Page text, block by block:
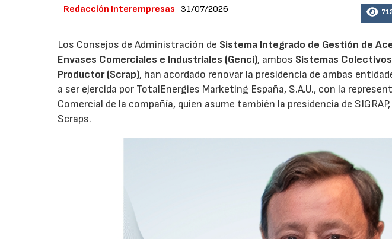
Redacción Interempresas 31/07/2026
Los Consejos de Administración de Sistema Integrado de Gestión de
Envases Comerciales e Industriales (Genci), ambos Sistemas
Productor (Scrap), han acordado renovar la presidencia de ambas
a ser ejercida por TotalEnergies Marketing España, S.A.U., con la
Comercial de la compañía, quien asume también la presidencia de
Scraps.